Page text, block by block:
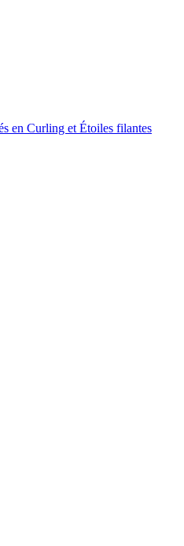
en Curling et Étoiles filantes